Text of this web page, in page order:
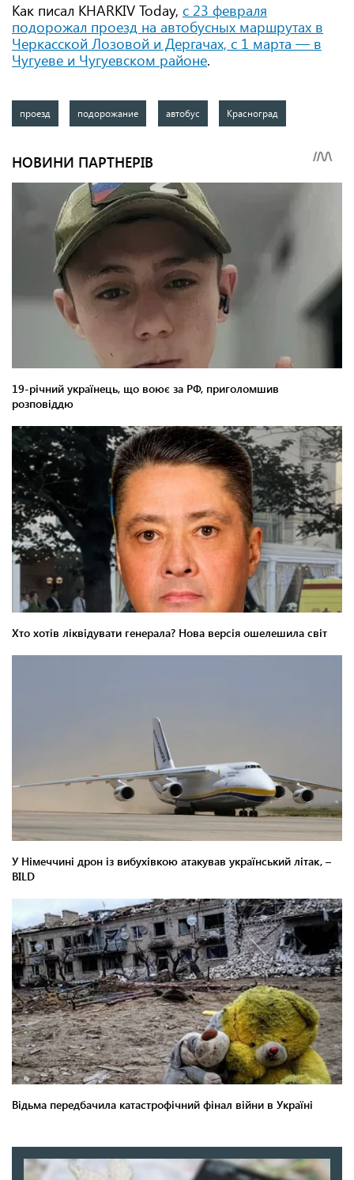
Как писал KHARKIV Today, с 23 февраля
подорожал проезд на автобусных маршрутах в
Черкасской Лозовой и Дергачах, с 1 марта — в
Чугуеве и Чугуевском районе.
проезд подорожание автобус Красноград